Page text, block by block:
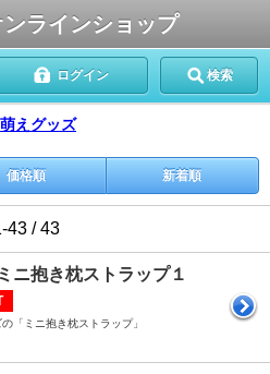
ラインショップ
ログイン 検索
萌えグッズ
価格順 新着順
43 / 43
ニ抱き枕ストラップ１
「ミニ抱き枕ストラップ」